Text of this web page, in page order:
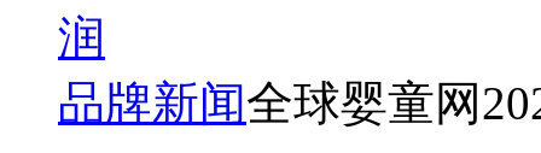
润
品牌新闻全球婴童网